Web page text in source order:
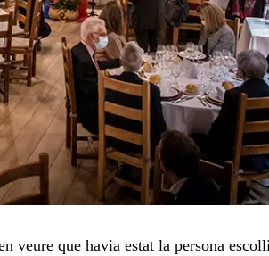
veure que havia estat la persona